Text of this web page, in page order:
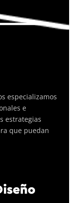
especializamos
e
estrategias
que puedan